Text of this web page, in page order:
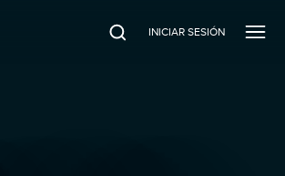
INICIAR SESIÓN